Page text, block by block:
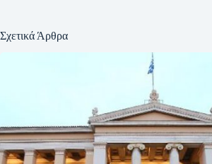
Σχετικά Άρθρα